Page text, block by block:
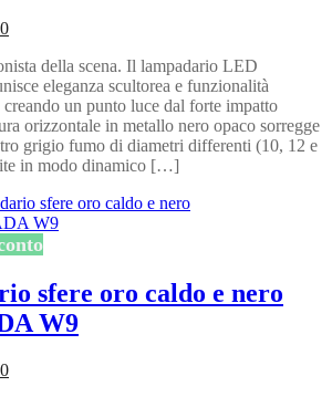
Il
attuale
è:
€280,80.
della scena. Il lampadario LED
eleganza scultorea e funzionalità
creando un punto luce dal forte impatto
orizzontale in metallo nero opaco sorregge
grigio fumo di diametri differenti (10, 12 e
in modo dinamico […]
sfere oro caldo e nero
W9
Il